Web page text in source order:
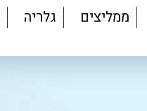
ממליצים גלריה